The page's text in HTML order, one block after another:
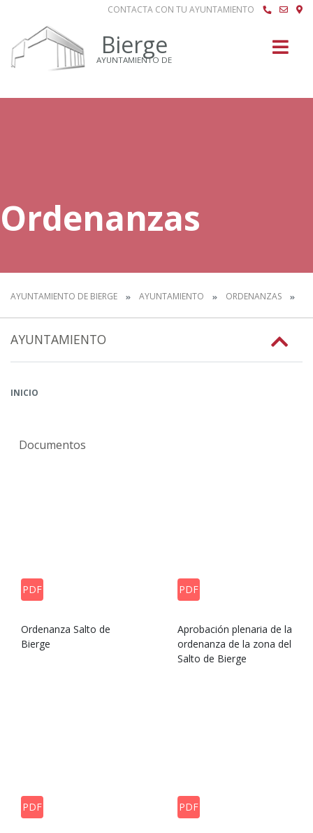
CONTACTA CON TU AYUNTAMIENTO
Bierge
AYUNTAMIENTO DE
Ordenanzas
AYUNTAMIENTO DE BIERGE AYUNTAMIENTO ORDENANZAS
AYUNTAMIENTO
INICIO
Documentos
PDF
Ordenanza Salto de
Bierge
PDF
Aprobación plenaria de la
ordenanza de la zona del
Salto de Bierge
PDF PDF